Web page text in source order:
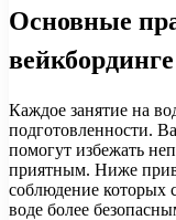
Основные
вейкбординге
Каждое занятие на
подготовленности.
помогут избежать
приятным. Ниже
соблюдение которых
воде более